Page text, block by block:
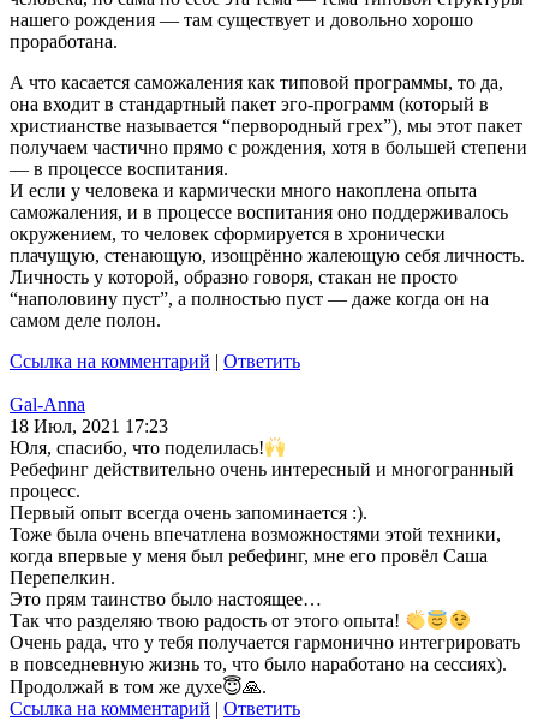
нашего рождения — там существует и довольно хорошо
проработана.
А что касается саможаления как типовой программы, то да,
она входит в стандартный пакет эго-программ (который в
христианстве называется “первородный грех”), мы этот пакет
получаем частично прямо с рождения, хотя в большей степени
— в процессе воспитания.
И если у человека и кармически много накоплена опыта
саможаления, и в процессе воспитания оно поддерживалось
окружением, то человек сформируется в хронически
плачущую, стенающую, изощрённо жалеющую себя личность.
Личность у которой, образно говоря, стакан не просто
“наполовину пуст”, а полностью пуст — даже когда он на
самом деле полон.
Ссылка на комментарий | Ответить
Gal-Anna
18 Июл, 2021 17:23
Юля, спасибо, что поделилась!
Ребефинг действительно очень интересный и многогранный
процесс.
Первый опыт всегда очень запоминается :).
Тоже была очень впечатлена возможностями этой техники,
когда впервые у меня был ребефинг, мне его провёл Саша
Перепелкин.
Это прям таинство было настоящее…
Так что разделяю твою радость от этого опыта!
Очень рада, что у тебя получается гармонично интегрировать
в повседневную жизнь то, что было наработано на сессиях).
Продолжай в том же духе😇🙏.
Ссылка на комментарий | Ответить